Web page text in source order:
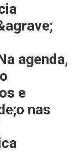
agenda,
e
nas